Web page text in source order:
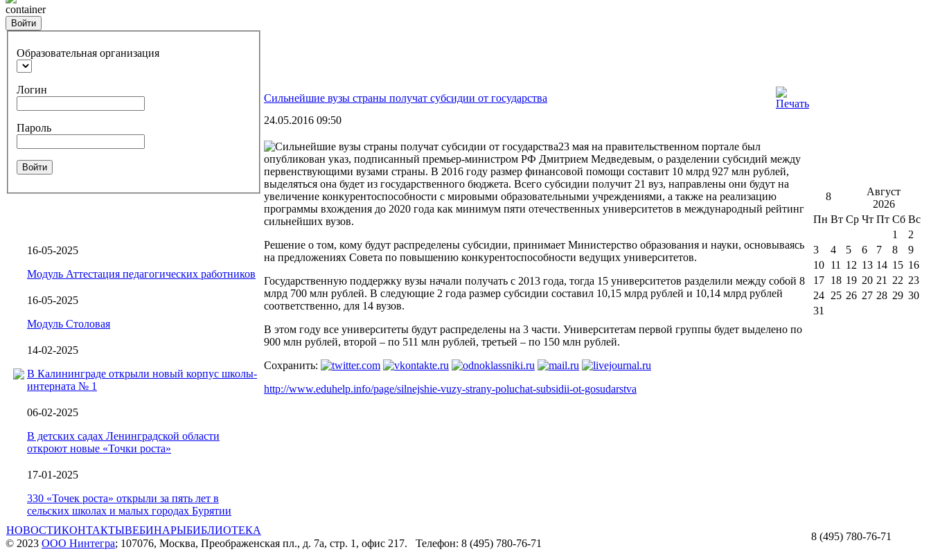
container
Войти
Образовательная организация
Логин
Пароль
Войти
16-05-2025
Модуль Аттестация педагогических работников
16-05-2025
Модуль Столовая
14-02-2025
В Калининграде открыли новый корпус школы-
интерната № 1
06-02-2025
В детских садах Ленинградской области
откроют новые «Точки роста»
17-01-2025
330 «Точек роста» открыли за пять лет в
сельских школах и малых городах Бурятии
Сильнейшие вузы страны получат субсидии от государства
24.05.2016 09:50
23 мая на правительственном портале был
опубликован указ, подписанный премьер-министром РФ Дмитрием Медведевым, о разделении субсидий между
первенствующими вузами страны. В 2016 году размер финансовой помощи составит 10 млрд 927 млн рублей,
выделяться она будет из государственного бюджета. Всего субсидии получит 21 вуз, направлены они будут на
увеличение конкурентоспособности с мировыми образовательными учреждениями, а также на реализацию
программы вхождения до 2020 года как минимум пяти отечественных университетов в международный рейтинг
сильнейших вузов.
Решение о том, кому будут распределены субсидии, принимает Министерство образования и науки, основываясь
на предложениях Совета по повышению конкурентоспособности ведущих университетов.
Государственную поддержку вузы начали получать с 2013 года, тогда 15 университетов разделили между собой 8
млрд 700 млн рублей. В следующие 2 года размер субсидии составил 10,15 млрд рублей и 10,14 млрд рублей
соответственно, для 14 вузов.
В этом году все университеты будут распределены на 3 части. Университетам первой группы будет выделено по
900 млн рублей, второй – по 511 млн рублей, третьей – по 150 млн рублей.
Сохранить:
http://www.eduhelp.info/page/silnejshie-vuzy-strany-poluchat-subsidii-ot-gosudarstva
8
Август
2026
Пн Вт Ср Чт Пт Сб Вс
1
2
3
4 5 6 7 8
9
10 11 12 13 14 15 16
17 18 19 20 21 22 23
24 25 26 27 28 29 30
31
НОВОСТИКОНТАКТЫВЕБИНАРЫБИБЛИОТЕКА
© 2023 ООО Нинтегра; 107076, Москва, Преображенская пл., д. 7а, стр. 1, офис 217. Телефон: 8 (495) 780-76-71
8 (495) 780-76-71